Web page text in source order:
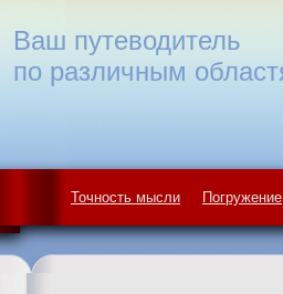
Точность мысли Погружение
Ваш путеводитель
по различным